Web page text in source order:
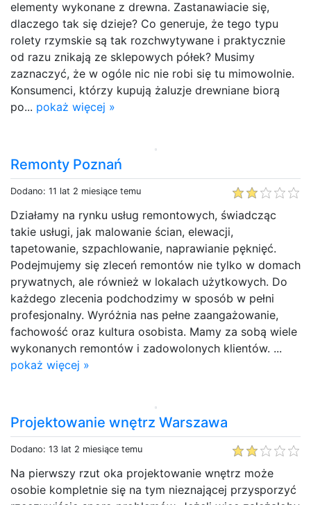
elementy wykonane z drewna. Zastanawiacie się,
dlaczego tak się dzieje? Co generuje, że tego typu
rolety rzymskie są tak rozchwytywane i praktycznie
od razu znikają ze sklepowych półek? Musimy
zaznaczyć, że w ogóle nic nie robi się tu mimowolnie.
Konsumenci, którzy kupują żaluzje drewniane biorą
po... pokaż więcej »
Remonty Poznań
Dodano: 11 lat 2 miesiące temu
Działamy na rynku usług remontowych, świadcząc
takie usługi, jak malowanie ścian, elewacji,
tapetowanie, szpachlowanie, naprawianie pęknięć.
Podejmujemy się zleceń remontów nie tylko w domach
prywatnych, ale również w lokalach użytkowych. Do
każdego zlecenia podchodzimy w sposób w pełni
profesjonalny. Wyróżnia nas pełne zaangażowanie,
fachowość oraz kultura osobista. Mamy za sobą wiele
wykonanych remontów i zadowolonych klientów. ...
pokaż więcej »
Projektowanie wnętrz Warszawa
Dodano: 13 lat 2 miesiące temu
Na pierwszy rzut oka projektowanie wnętrz może
osobie kompletnie się na tym nieznającej przysporzyć